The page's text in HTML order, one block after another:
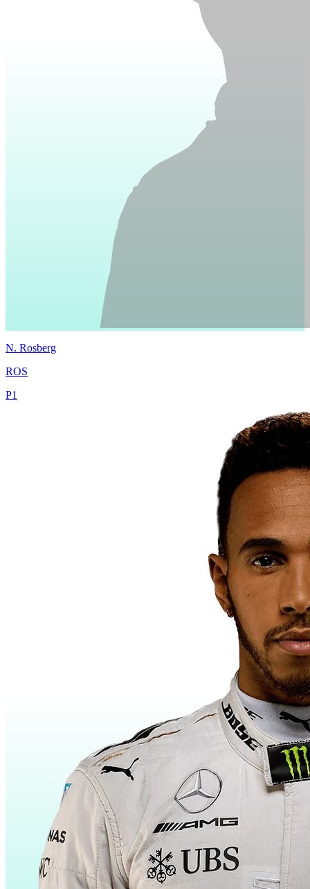
N. Rosberg
ROS
P1